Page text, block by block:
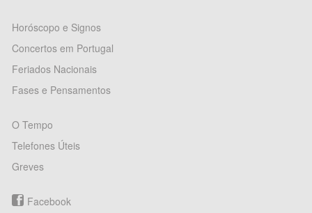
Horóscopo e Signos
Concertos em Portugal
Feriados Nacionais
Fases e Pensamentos
O Tempo
Telefones Úteis
Greves
Facebook